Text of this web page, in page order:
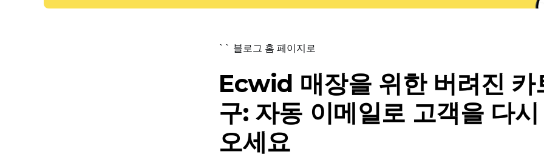
`` 블로그 홈 페이지로
Ecwid 매장을 위한 버려진 카
구: 자동 이메일로 고객을 다시
오세요